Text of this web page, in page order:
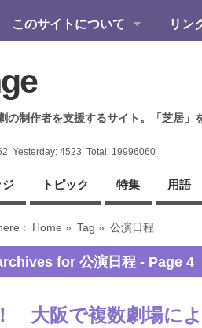
このサイトについて リン
の制作者を支援するサイト。「芝居
Yesterday:4523 Total: 19996060
ジ トピック 特集 用語
: Home » Tag » 公演日程
for 公演日程 - Page 4
大阪で複数劇場に